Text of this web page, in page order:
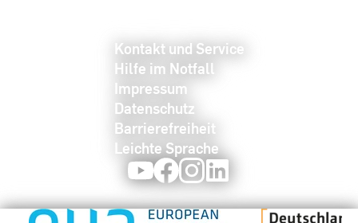
Kontakt und Service
Hilfe im Notfall
Impressum
Datenschutz
Barrierefreiheit
Leichte Sprache
YoutubeFacebookInstagram